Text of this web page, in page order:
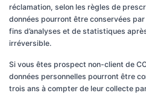
réclamation, selon les règles de
données pourront être conservées par
fins d’analyses et de statistiques
irréversible.
Si vous êtes prospect non-client de
données personnelles pourront être
trois ans à compter de leur collecte